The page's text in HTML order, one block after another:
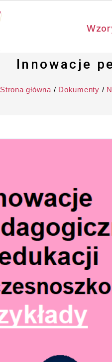
Innowacje
Strona główna / Dokumenty /